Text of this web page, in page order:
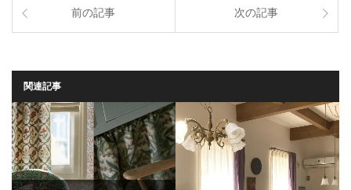
前の記事 次の記事
関連記事